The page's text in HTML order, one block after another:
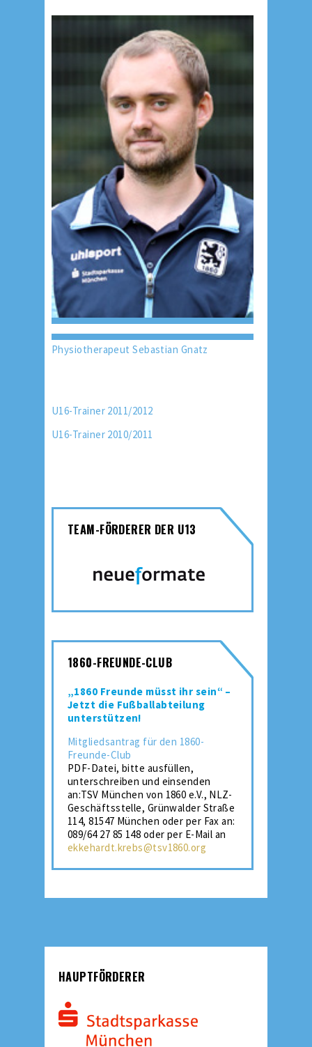
Physiotherapeut Sebastian Gnatz
U16-Trainer 2011/2012
U16-Trainer 2010/2011
TEAM-FÖRDERER DER U13
1860-FREUNDE-CLUB
„1860 Freunde müsst ihr sein“ –
Jetzt die Fußballabteilung
unterstützen!
Mitgliedsantrag für den 1860-
Freunde-Club
PDF-Datei, bitte ausfüllen,
unterschreiben und einsenden
an:TSV München von 1860 e.V., NLZ-
Geschäftsstelle, Grünwalder Straße
114, 81547 München oder per Fax an:
089/64 27 85 148 oder per E-Mail an
ekkehardt.krebs@tsv1860.org
HAUPTFÖRDERER